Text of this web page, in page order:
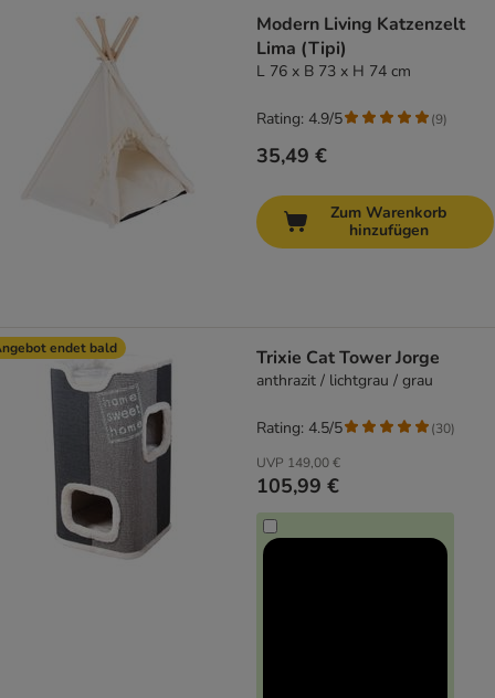
Modern Living Katzenzelt
Lima (Tipi)
L 76 x B 73 x H 74 cm
35,49 €
Rating: 4.9/5 (9)
Zum Warenkorb
hinzufügen
endet bald Trixie Cat Tower Jorge
anthrazit / lichtgrau / grau
UVP 149,00 €
105,99 €
Rating: 4.5/5 (30)